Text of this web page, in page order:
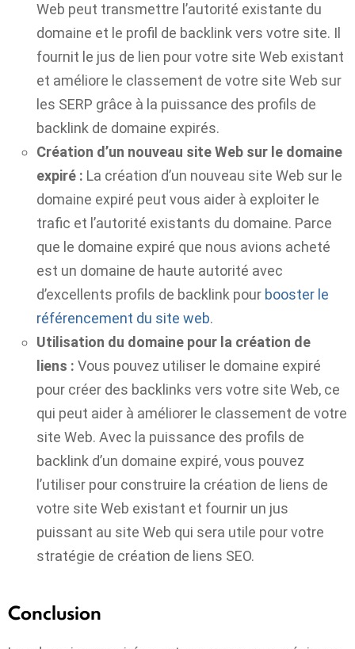
Web peut transmettre l’autorité existante du
domaine et le profil de backlink vers votre site. Il
fournit le jus de lien pour votre site Web existant
et améliore le classement de votre site Web sur
les SERP grâce à la puissance des profils de
backlink de domaine expirés.
Création d’un nouveau site Web sur le domaine
expiré : La création d’un nouveau site Web sur le
domaine expiré peut vous aider à exploiter le
trafic et l’autorité existants du domaine. Parce
que le domaine expiré que nous avions acheté
est un domaine de haute autorité avec
d’excellents profils de backlink pour booster le
référencement du site web.
Utilisation du domaine pour la création de
liens : Vous pouvez utiliser le domaine expiré
pour créer des backlinks vers votre site Web, ce
qui peut aider à améliorer le classement de votre
site Web. Avec la puissance des profils de
backlink d’un domaine expiré, vous pouvez
l’utiliser pour construire la création de liens de
votre site Web existant et fournir un jus
puissant au site Web qui sera utile pour votre
stratégie de création de liens SEO.
Conclusion